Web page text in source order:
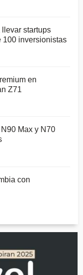
startups
100 inversionistas
en
Z71
Max y N70
con